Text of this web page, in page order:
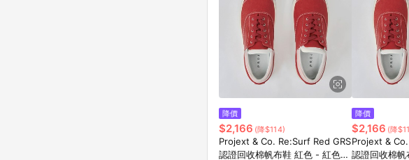
降價
$2,166 (降$114)
Projext & Co. Re:Surf Red GRS
認證回收棉帆布鞋 紅色 - 紅色-
降價
$2,166 (降
Projext &
認證回收棉